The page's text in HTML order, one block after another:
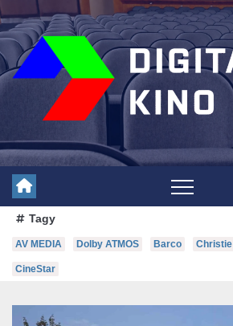
Skip
to
content
Tagy
AV MEDIA Dolby ATMOS Barco Christie
CineStar